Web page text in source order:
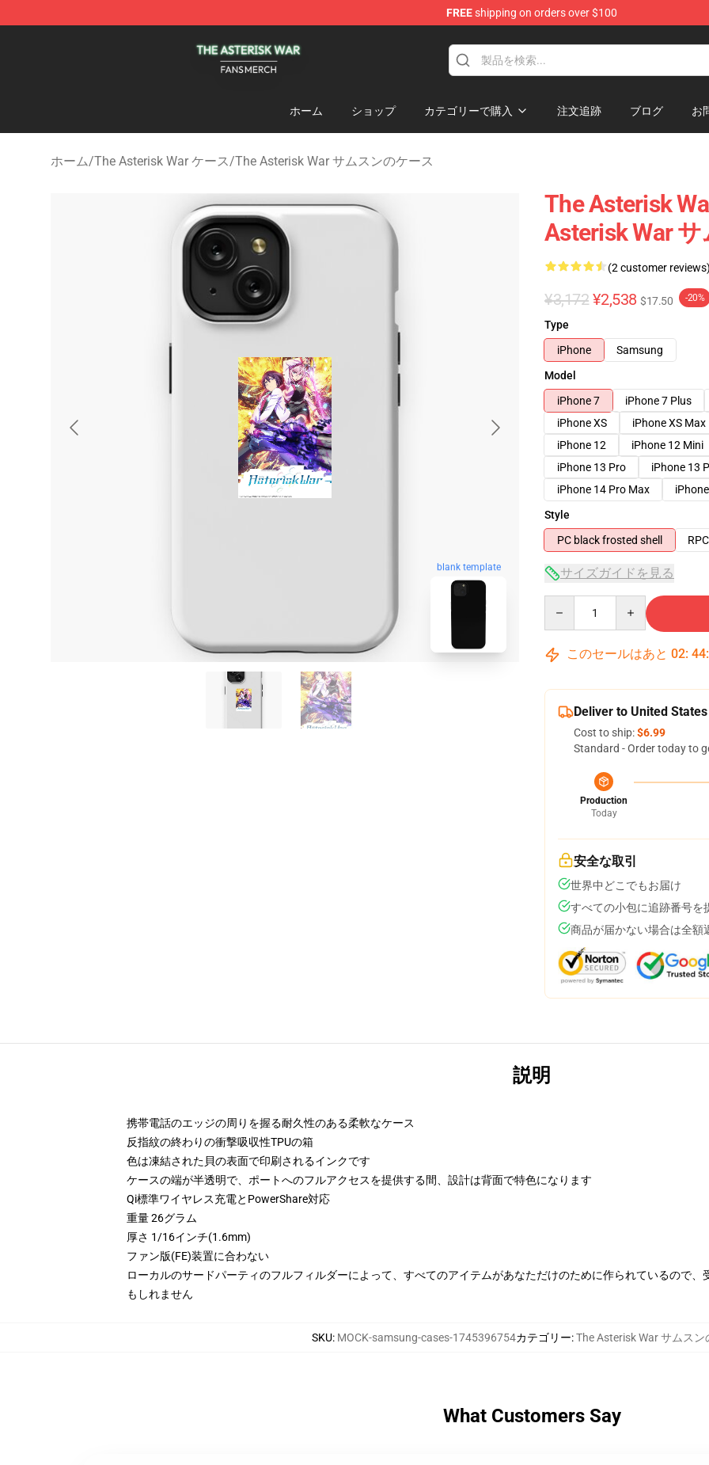
FREEshipping on orders over $100
ホーム ショップ カテゴリーで購入 注文追跡 ブログ お
ホーム/The Asterisk War ケース/The Asterisk War サムスンのケース
blank template
The Asterisk
Asterisk War
(2 customer reviews)
¥3,172 ¥2,538 $17.50 -20%
Type
iPhone
Samsung
Model
iPhone 7
iPhone 7 Plus
iPhone XS
iPhone XS Max
iPhone 12
iPhone 12 Mini
iPhone 13 Pro
iPhone 13
iPhone 14 Pro Max
Style
PC black frosted shell
サイズガイドを見る
このセールはあと 02: 44:
Deliver to United States
Cost to ship:$6.99
Standard - Order today to
Production
Today
安全な取引
世界中どこでもお届け
すべての小包に追跡番号を
商品が届かない場合は全額
説明
携帯電話のエッジの周りを握る耐久性のある柔軟なケース
反指紋の終わりの衝撃吸収性TPUの箱
色は凍結された貝の表面で印刷されるインクです
ケースの端が半透明で、ポートへのフルアクセスを提供する間、設計は背面で特色になります
Qi標準ワイヤレス充電とPowerShare対応
重量 26グラム
厚さ 1/16インチ(1.6mm)
ファン版(FE)装置に合わない
ローカルのサードパーティのフルフィルダーによって、すべてのアイテムがあなただけのために作られているので
もしれません
SKU: MOCK-samsung-cases-1745396754カテゴリー:The Asterisk War サムスン
What Customers Say